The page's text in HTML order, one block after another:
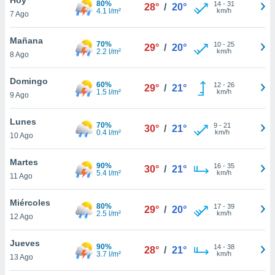
en
más
nuestra
de
cookies
aceptar
7 Ago
80%
4.1 l/m²
28° / 20° 14- 31
km/h
Mañana
8 Ago
70%
2.2 l/m²
29° / 20° 10- 25
km/h
Domingo
9 Ago
60%
1.5 l/m²
29° / 21° 12- 26
km/h
Lunes
10 Ago
70%
0.4 l/m²
30° / 21° 9- 21
km/h
Martes
11 Ago
90%
5.4 l/m²
30° / 21° 16- 35
km/h
Miércoles
12 Ago
80%
2.5 l/m²
29° / 20° 17- 39
km/h
Jueves
13 Ago
90%
3.7 l/m²
28° / 21° 14- 38
km/h